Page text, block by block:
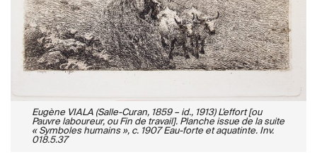
Eugène VIALA (Salle-Curan, 1859 – id., 1913) L’effort [ou
Pauvre laboureur, ou Fin de travail]. Planche issue de la suite
« Symboles humains », c. 1907 Eau-forte et aquatinte. Inv.
018.5.37